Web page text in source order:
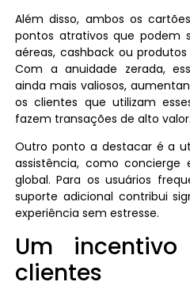
Além disso, ambos os
pontos atrativos que podem
aéreas, cashback ou
Com a anuidade zerada,
ainda mais valiosos,
os clientes que utilizam
fazem transações de alto valor.
Outro ponto a destacar é a
assistência, como concierge
global. Para os usuários
suporte adicional contribui
experiência sem estresse.
Um
clientes